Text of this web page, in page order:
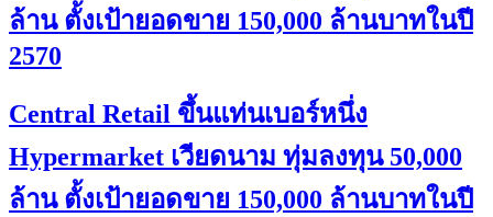
ล้าน ตั้งเป้ายอดขาย 150,000 ล้านบาทในปี
2570
Central Retail ขึ้นแท่นเบอร์หนึ่ง
Hypermarket เวียดนาม ทุ่มลงทุน 50,000
ล้าน ตั้งเป้ายอดขาย 150,000 ล้านบาทในปี